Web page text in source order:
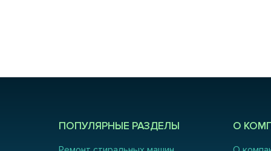
ПОПУЛЯРНЫЕ РАЗДЕЛЫ О